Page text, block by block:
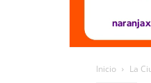
Inicio La